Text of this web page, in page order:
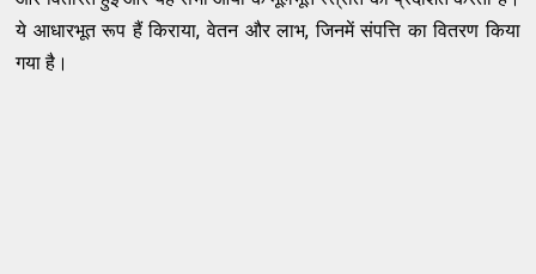
ये आधारभूत रूप हैं किराया, वेतन और लाभ, जिनमें संपत्ति का वितरण किया
गया है।